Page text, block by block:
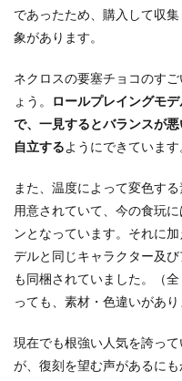
であったため、購入して収
象があります。
ネクロスの要塞チョコのす
ょう。
ロールプレイングモ
で、一見するとバランスが
自立するようにできています
また、温度によって変色す
用意されていて、今の食玩
ンとなっています。それに
デルと同じキャラクター及
も同梱されていました。（
っても、素材・色違いがあり
現在でも根強い人気を誇っ
が、復刻を望む声があるに